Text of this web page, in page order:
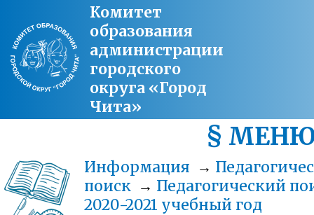
Комитет
образования
администрации
городского
округа «Город
Чита»
§
Информация →
поиск → Педагогический
2020-2021 учебный год